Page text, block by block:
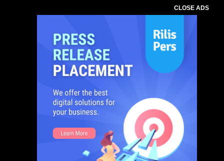
CLOSE ADS